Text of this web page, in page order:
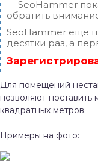
— SeoHammer
обратить
SeoHammer еще
десятки раз, а
Для помещений
позволяют
квадратных метров.
Примеры на фото: